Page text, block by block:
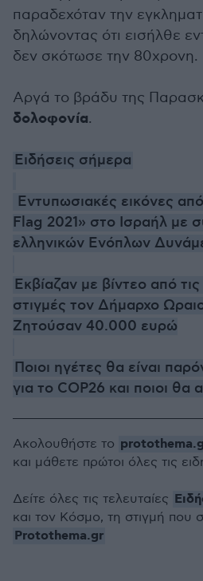
παραδεχόταν την
δηλώνοντας ότι εισήλθε
δεν σκότωσε την 80χρονη.
Αργά το βράδυ της
δολοφονία.
Ειδήσεις σήμερα
Εντυπωσιακές εικόνες
Flag 2021» στο Ισραήλ με
ελληνικών Ενόπλων
Εκβίαζαν με βίντεο από
στιγμές τον Δήμαρχο
Ζητούσαν 40.000 ευρώ
Ποιοι ηγέτες θα είναι
για το COP26 και ποιοι θα
Ακολουθήστε το
και μάθετε πρώτοι όλες τις
Δείτε όλες τις τελευταίες
και τον Κόσμο, τη στιγμή που
Protothema.gr